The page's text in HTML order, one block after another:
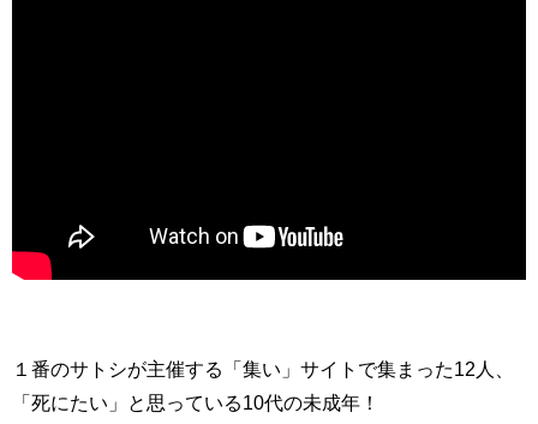
１番のサトシが主催する「集い」サイトで集まった12人、
「死にたい」と思っている10代の未成年！